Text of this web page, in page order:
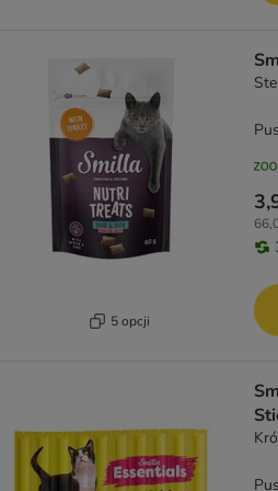
5 opcji